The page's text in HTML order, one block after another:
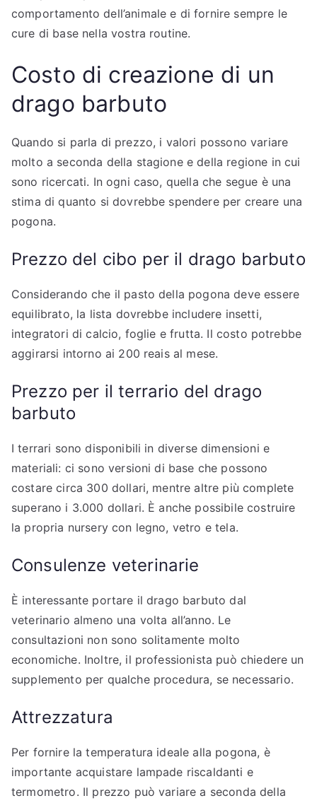
comportamento dell’animale e di fornire sempre le
cure di base nella vostra routine.
Costo di creazione di un
drago barbuto
Quando si parla di prezzo, i valori possono variare
molto a seconda della stagione e della regione in cui
sono ricercati. In ogni caso, quella che segue è una
stima di quanto si dovrebbe spendere per creare una
pogona.
Prezzo del cibo per il drago barbuto
Considerando che il pasto della pogona deve essere
equilibrato, la lista dovrebbe includere insetti,
integratori di calcio, foglie e frutta. Il costo potrebbe
aggirarsi intorno ai 200 reais al mese.
Prezzo per il terrario del drago
barbuto
I terrari sono disponibili in diverse dimensioni e
materiali: ci sono versioni di base che possono
costare circa 300 dollari, mentre altre più complete
superano i 3.000 dollari. È anche possibile costruire
la propria nursery con legno, vetro e tela.
Consulenze veterinarie
È interessante portare il drago barbuto dal
veterinario almeno una volta all’anno. Le
consultazioni non sono solitamente molto
economiche. Inoltre, il professionista può chiedere un
supplemento per qualche procedura, se necessario.
Attrezzatura
Per fornire la temperatura ideale alla pogona, è
importante acquistare lampade riscaldanti e
termometro. Il prezzo può variare a seconda della